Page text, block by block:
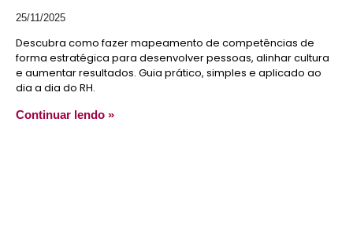
25/11/2025
Descubra como fazer mapeamento de competências de
forma estratégica para desenvolver pessoas, alinhar cultura
e aumentar resultados. Guia prático, simples e aplicado ao
dia a dia do RH.
Continuar lendo »